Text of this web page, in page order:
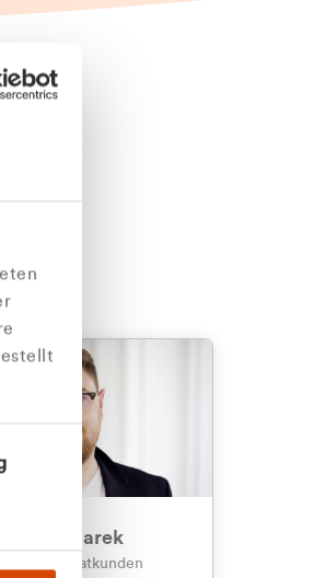
Julian Marek
- Privatkunden